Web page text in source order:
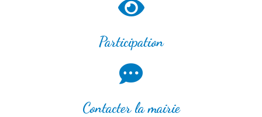
Participation
Contacter la mairie